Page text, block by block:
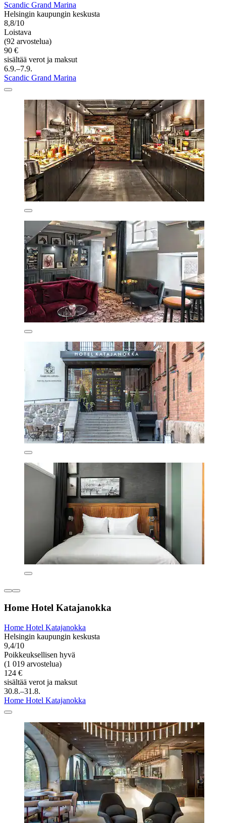
Scandic Grand Marina
Helsingin kaupungin keskusta
8,8/10
Loistava
(92 arvostelua)
90 €
sisältää verot ja maksut
6.9.–7.9.
Scandic Grand Marina
Home Hotel Katajanokka
Home Hotel Katajanokka
Helsingin kaupungin keskusta
9,4/10
Poikkeuksellisen hyvä
(1 019 arvostelua)
124 €
sisältää verot ja maksut
30.8.–31.8.
Home Hotel Katajanokka